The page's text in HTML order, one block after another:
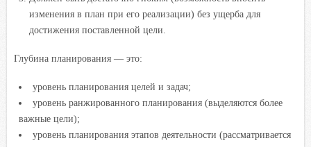
изменения в план при его реализации) без ущерба для
достижения поставленной цели.
Глубина планирования — это:
уровень планирования целей и задач;
уровень ранжированного планирования (выделяются более
важные цели);
уровень планирования этапов деятельности (рассматривается